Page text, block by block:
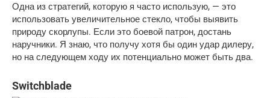
Одна из стратегий, которую я часто использую, — это
использовать увеличительное стекло, чтобы выявить
природу скорлупы. Если это боевой патрон, достань
наручники. Я знаю, что получу хотя бы один удар дилеру,
но на следующем ходу их потенциально может быть два.
Switchblade